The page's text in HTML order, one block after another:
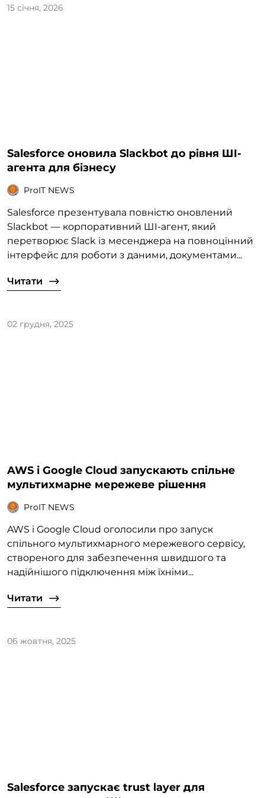
15 січня, 2026
Salesforce оновила Slackbot до рівня ШІ-
агента для бізнесу
ProIT NEWS
Salesforce презентувала повністю оновлений
Slackbot — корпоративний ШІ-агент, який
перетворює Slack із месенджера на повноцінний
інтерфейс для роботи з даними, документами...
Читати
02 грудня, 2025
AWS і Google Cloud запускають спільне
мультихмарне мережеве рішення
ProIT NEWS
AWS і Google Cloud оголосили про запуск
спільного мультихмарного мережевого сервісу,
створеного для забезпечення швидшого та
надійнішого підключення між їхніми...
Читати
06 жовтня, 2025
Salesforce запускає trust layer для